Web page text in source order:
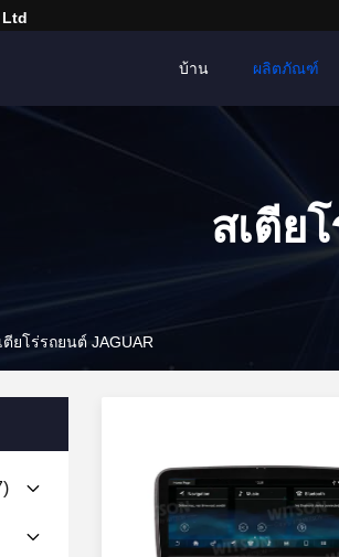
บ้าน ผลิตภัณฑ์
สเตีย
ยโร่รถยนต์ JAGUAR